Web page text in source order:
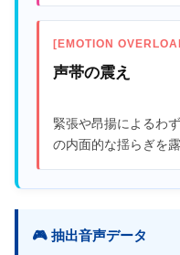
[EMOTION
声帯の震え
緊張や昂揚によるわ
の内面的な揺らぎを露
🎮 抽出音声データ